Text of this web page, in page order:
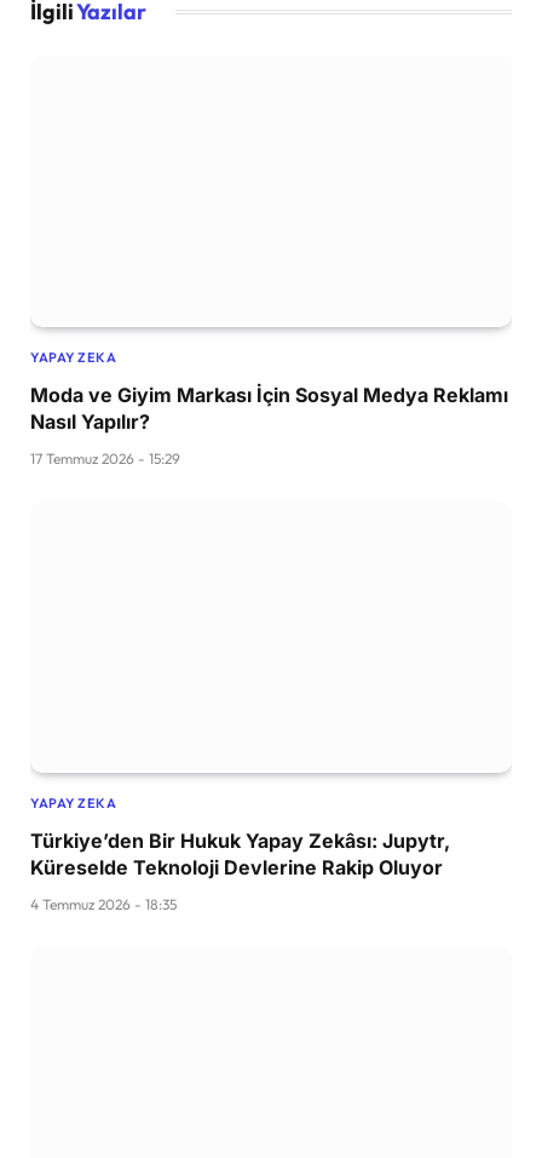
İlgiliYazılar
YAPAY ZEKA
Moda ve Giyim Markası İçin Sosyal Medya Reklamı
Nasıl Yapılır?
17 Temmuz 2026 - 15:29
YAPAY ZEKA
Türkiye’den Bir Hukuk Yapay Zekâsı: Jupytr,
Küreselde Teknoloji Devlerine Rakip Oluyor
4 Temmuz 2026 - 18:35